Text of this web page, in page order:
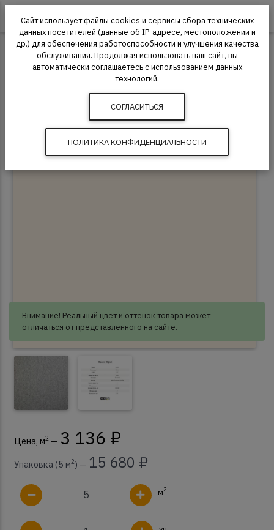
Ковровая плитка Escom Escom Object
Ковровая плитка Escom Object 64044
Внимание! Реальный цвет и оттенок товара может
отличаться от представленного на сайте.
Цена, м2 — 3 136 ₽
Упаковка (5 м2) — 15 680 ₽
м2
Сайт использует файлы cookies и сервисы сбора технических
данных посетителей (данные об IP-адресе, местоположении и
др.) для обеспечения работоспособности и улучшения качества
обслуживания. Продолжая использовать наш сайт, вы
автоматически соглашаетесь с использованием данных
технологий.
СОГЛАСИТЬСЯ
ПОЛИТИКА КОНФИДЕНЦИАЛЬНОСТИ